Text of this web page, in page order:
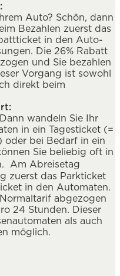
Auto? Schön, dann
Bezahlen zuerst das
in den Auto­
Die 26% Rabatt
und Sie bezahlen
Vorgang ist sowohl
direkt beim
wandeln Sie Ihr
in ein Tagesticket (=
oder bei Bedarf in ein
Sie beliebig oft in
Am Abreisetag
zuerst das Parkticket
in den Automaten.
abgezogen
24 Stunden. Dieser
als auch
möglich.